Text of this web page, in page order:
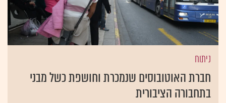
ניתוח
חברת האוטובוסים שנמכרת וחושפת כשל מבני
בתחבורה הציבורית